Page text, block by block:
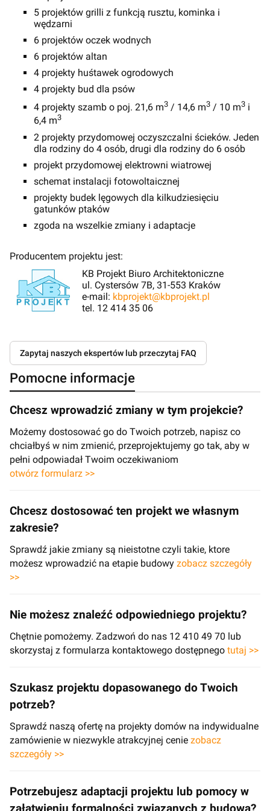
5 projektów grilli z funkcją rusztu, kominka i
wędzarni
6 projektów oczek wodnych
6 projektów altan
4 projekty huśtawek ogrodowych
4 projekty bud dla psów
4 projekty szamb o poj. 21,6 m3 / 14,6 m3 / 10 m3 i
6,4 m3
2 projekty przydomowej oczyszczalni ścieków. Jeden
dla rodziny do 4 osób, drugi dla rodziny do 6 osób
projekt przydomowej elektrowni wiatrowej
schemat instalacji fotowoltaicznej
projekty budek lęgowych dla kilkudziesięciu
gatunków ptaków
zgoda na wszelkie zmiany i adaptacje
Producentem projektu jest:
KB Projekt Biuro Architektoniczne
ul. Cystersów 7B, 31-553 Kraków
e-mail: kbprojekt@kbprojekt.pl
tel. 12 414 35 06
Zapytaj naszych ekspertów lub przeczytaj FAQ
Pomocne informacje
Chcesz wprowadzić zmiany w tym projekcie?
Możemy dostosować go do Twoich potrzeb, napisz co
chciałbyś w nim zmienić, przeprojektujemy go tak, aby w
pełni odpowiadał Twoim oczekiwaniom
otwórz formularz >>
Chcesz dostosować ten projekt we własnym
zakresie?
Sprawdź jakie zmiany są nieistotne czyli takie, ktore
możesz wprowadzić na etapie budowy zobacz szczegóły
>>
Nie możesz znaleźć odpowiedniego projektu?
Chętnie pomożemy. Zadzwoń do nas 12 410 49 70 lub
skorzystaj z formularza kontaktowego dostępnego tutaj >>
Szukasz projektu dopasowanego do Twoich
potrzeb?
Sprawdź naszą ofertę na projekty domów na indywidualne
zamówienie w niezwykle atrakcyjnej cenie zobacz
szczegóły >>
Potrzebujesz adaptacji projektu lub pomocy w